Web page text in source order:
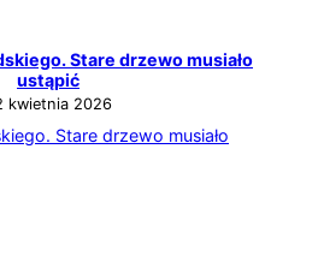
Stare drzewo musiało
ustąpić
kwietnia 2026